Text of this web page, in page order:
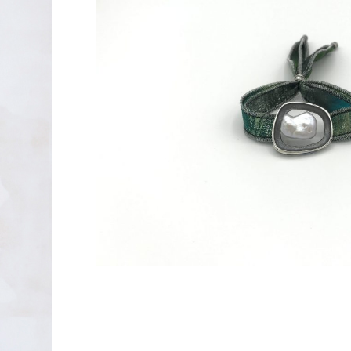
XAVIER DEL CERRO
LINEARGENT
MAR CUCURELLA